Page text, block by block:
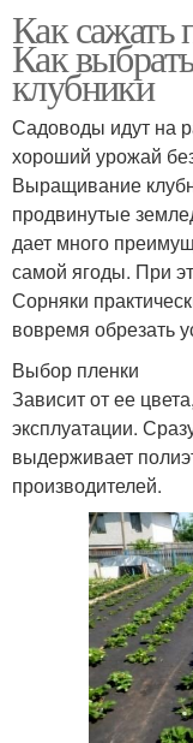
Как сажать
Как
клубники
Садоводы идут на
хороший урожай
Выращивание
продвинутые
дает много
самой ягоды. При
Сорняки
вовремя обрезать
Выбор пленки
Зависит от ее
эксплуатации.
выдерживает
производителей.